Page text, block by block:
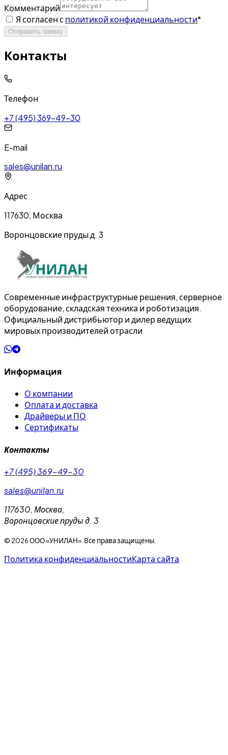
Комментарий
Я согласен с политикой конфиденциальности*
Отправить заявку
Контакты
Телефон
+7 (495) 369-49-30
E-mail
sales@unilan.ru
Адрес
117630, Москва
Воронцовские пруды д. 3
Современные инфраструктурные решения, серверное
оборудование, складская техника и роботизация.
Официальный дистрибьютор и дилер ведущих
мировых производителей отрасли
Информация
О компании
Оплата и доставка
Драйверы и ПО
Сертификаты
Контакты
+7 (495) 369-49-30
sales@unilan.ru
117630, Москва,
Воронцовские пруды д. 3
© 2026ООО «УНИЛАН». Все права защищены.
Политика конфиденциальностиКарта сайта